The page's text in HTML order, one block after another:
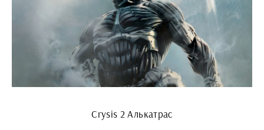
Crysis 2 Алькатрас